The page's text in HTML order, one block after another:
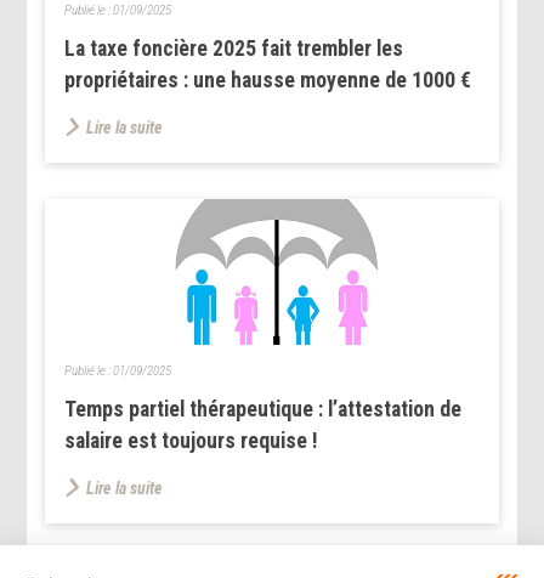
La taxe foncière 2025 fait trembler les
propriétaires : une hausse moyenne de 1000 €
Publié le :01/09/2025
Lire la suite
Temps partiel thérapeutique : l’attestation de
salaire est toujours requise !
Publié le :01/09/2025
Lire la suite